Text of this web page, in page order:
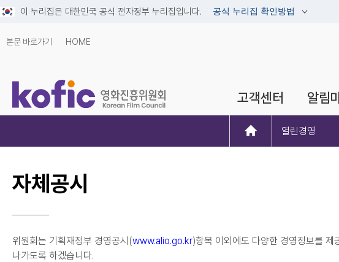
이 누리집은 대한민국 공식 전자정부 누리집입니다. 공식 누리집 확인방법
본문 바로가기 HOME
고객센터 알림
열린경영
자체공시
위원회는 기획재정부 경영공시(www.alio.go.kr)항목 이외에도 다양한 경영정보를
나가도록 하겠습니다.